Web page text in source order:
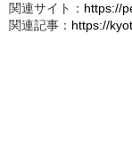
関連サイト： https://
関連記事： https://